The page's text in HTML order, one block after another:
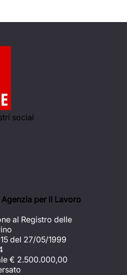
social
per il Lavoro
al Registro delle
del 27/05/1999
€ 2.500.000,00